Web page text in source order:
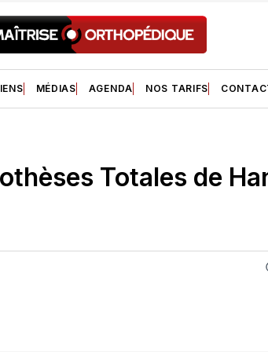
MÉDIAS AGENDA NOS TARIFS
Totales de